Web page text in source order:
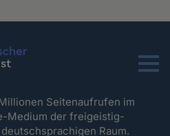
Menu
Seitenaufrufen im
Medium der freigeistig-
Raum.